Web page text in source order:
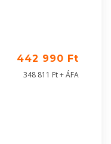
442 990 Ft
348 811 Ft + ÁFA